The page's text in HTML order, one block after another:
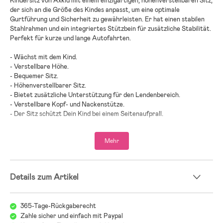
der sich an die Größe des Kindes anpasst, um eine optimale
Gurtführung und Sicherheit zu gewährleisten. Er hat einen stabilen
Stahlrahmen und ein integriertes Stützbein für zusätzliche Stabilität.
Perfekt für kurze und lange Autofahrten.
- Wächst mit dem Kind.
- Verstellbare Höhe.
- Bequemer Sitz.
- Höhenverstellbarer Sitz.
- Bietet zusätzliche Unterstützung für den Lendenbereich.
- Verstellbare Kopf- und Nackenstütze.
- Der Sitz schützt Dein Kind bei einem Seitenaufprall.
- ProTecBase™ reduziert die Aufprallkräfte um bis zu 25 % im
Vergleich zu anderen Kindersitzen (getestet für ein Gewicht von bis
- Installation mit ISOFIX oder dem Sicherheitsgurt des Autos.
dritt in einer Reihe oder auf dem mittleren Sitz im Auto angebracht
- Entspricht der Sicherheitsnorm R129.
- Preisträger des Innovationspreises 2024 ”Moving & Travelling”.
Mehr
Details zum Artikel
365-Tage-Rückgaberecht
Zahle sicher und einfach mit Paypal